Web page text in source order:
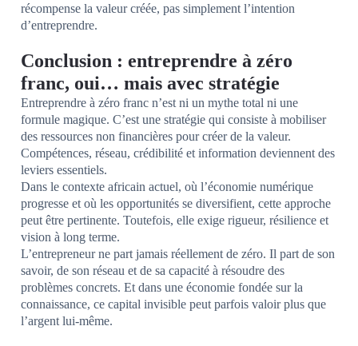
récompense la valeur créée, pas simplement l’intention
d’entreprendre.
Conclusion : entreprendre à zéro
franc, oui… mais avec stratégie
Entreprendre à zéro franc n’est ni un mythe total ni une
formule magique. C’est une stratégie qui consiste à mobiliser
des ressources non financières pour créer de la valeur.
Compétences, réseau, crédibilité et information deviennent des
leviers essentiels.
Dans le contexte africain actuel, où l’économie numérique
progresse et où les opportunités se diversifient, cette approche
peut être pertinente. Toutefois, elle exige rigueur, résilience et
vision à long terme.
L’entrepreneur ne part jamais réellement de zéro. Il part de son
savoir, de son réseau et de sa capacité à résoudre des
problèmes concrets. Et dans une économie fondée sur la
connaissance, ce capital invisible peut parfois valoir plus que
l’argent lui-même.